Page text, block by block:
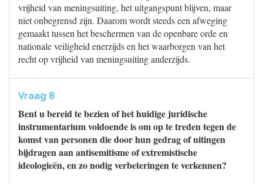
vrijheid van meningsuiting, het uitgangspunt blijven, maar
niet onbegrensd zijn. Daarom wordt steeds een afweging
gemaakt tussen het beschermen van de openbare orde en
nationale veiligheid enerzijds en het waarborgen van het
recht op vrijheid van meningsuiting anderzijds.
Vraag 8
Bent u bereid te bezien of het huidige juridische
instrumentarium voldoende is om op te treden tegen de
komst van personen die door hun gedrag of uitingen
bijdragen aan antisemitisme of extremistische
ideologieën, en zo nodig verbeteringen te verkennen?